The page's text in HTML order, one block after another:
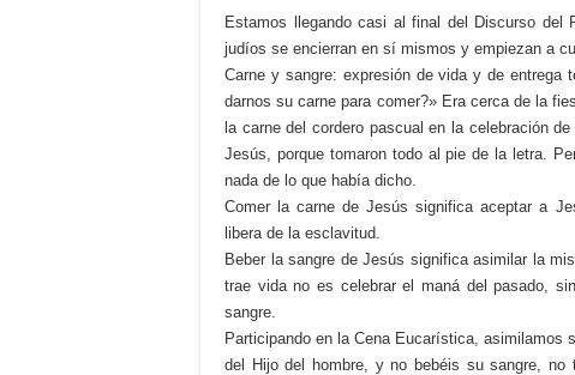
Estamos llegando casi al final del Discurso
judíos se encierran en sí mismos y empiezan a
Carne y sangre: expresión de vida y de entrega
darnos su carne para comer?» Era cerca de la
la carne del cordero pascual en la celebración
Jesús, porque tomaron todo al pie de la letra.
nada de lo que había dicho.
Comer la carne de Jesús significa aceptar a
libera de la esclavitud.
Beber la sangre de Jesús significa asimilar la
trae vida no es celebrar el maná del pasado,
sangre.
Participando en la Cena Eucarística, asimilamos
del Hijo del hombre, y no bebéis su sangre, no